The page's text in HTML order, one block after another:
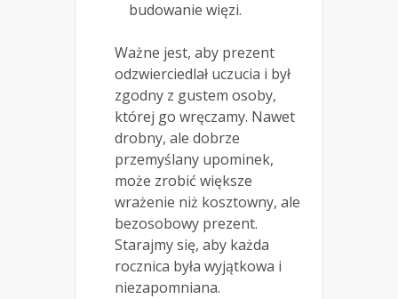
budowanie więzi.
Ważne jest, aby prezent
odzwierciedlał uczucia i był
zgodny z gustem osoby,
której go wręczamy. Nawet
drobny, ale dobrze
przemyślany upominek,
może zrobić większe
wrażenie niż kosztowny, ale
bezosobowy prezent.
Starajmy się, aby każda
rocznica była wyjątkowa i
niezapomniana.